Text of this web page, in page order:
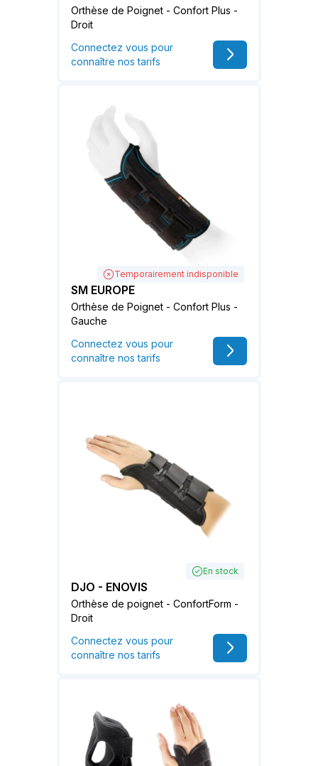
Orthèse de Poignet - Confort Plus -
Droit
Connectez vous pour
connaître nos tarifs
Temporairement indisponible
SM EUROPE
Orthèse de Poignet - Confort Plus -
Gauche
Connectez vous pour
connaître nos tarifs
En stock
DJO - ENOVIS
Orthèse de poignet - ConfortForm -
Droit
Connectez vous pour
connaître nos tarifs